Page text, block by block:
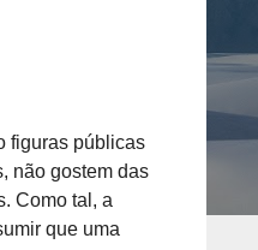
figuras públicas
não gostem das
Como tal, a
que uma